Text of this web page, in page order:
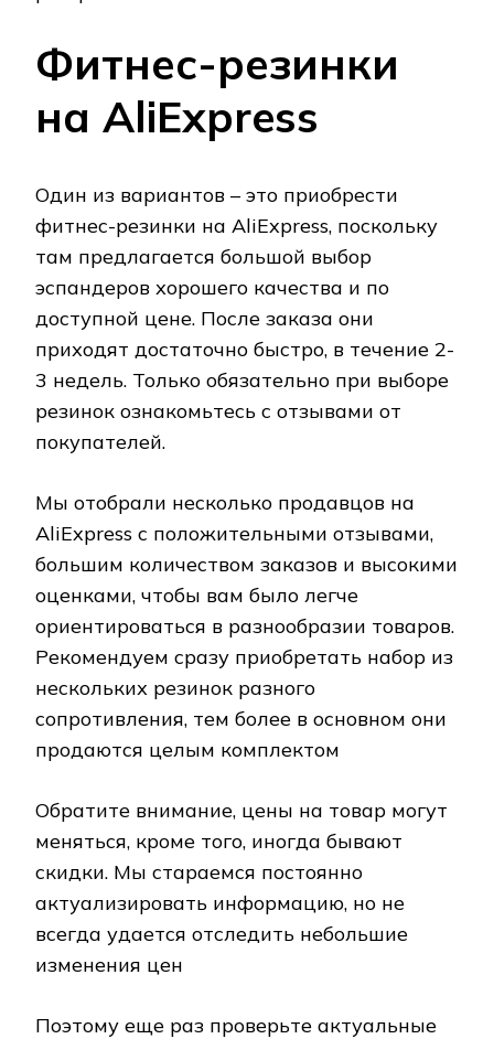
Фитнес-резинки
на AliExpress
Один из вариантов – это приобрести
фитнес-резинки на AliExpress, поскольку
там предлагается большой выбор
эспандеров хорошего качества и по
доступной цене. После заказа они
приходят достаточно быстро, в течение 2-
3 недель. Только обязательно при выборе
резинок ознакомьтесь с отзывами от
покупателей.
Мы отобрали несколько продавцов на
AliExpress с положительными отзывами,
большим количеством заказов и высокими
оценками, чтобы вам было легче
ориентироваться в разнообразии товаров.
Рекомендуем сразу приобретать набор из
нескольких резинок разного
сопротивления, тем более в основном они
продаются целым комплектом
Обратите внимание, цены на товар могут
меняться, кроме того, иногда бывают
скидки. Мы стараемся постоянно
актуализировать информацию, но не
всегда удается отследить небольшие
изменения цен
Поэтому еще раз проверьте актуальные